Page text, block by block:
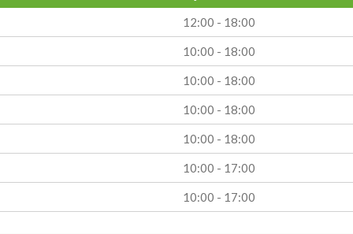
12:00 - 18:00
10:00 - 18:00
10:00 - 18:00
10:00 - 18:00
10:00 - 18:00
10:00 - 17:00
10:00 - 17:00